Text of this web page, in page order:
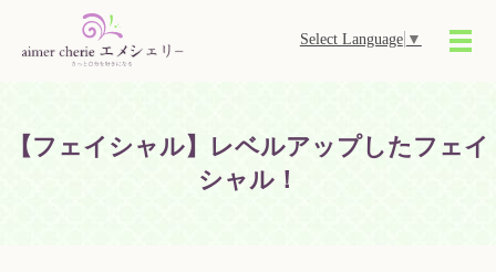
Select Language ▼
メ
【フェイシャル】レベルアップしたフェイ
シャル！